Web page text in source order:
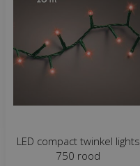
LED compact twinkel lights
750 rood